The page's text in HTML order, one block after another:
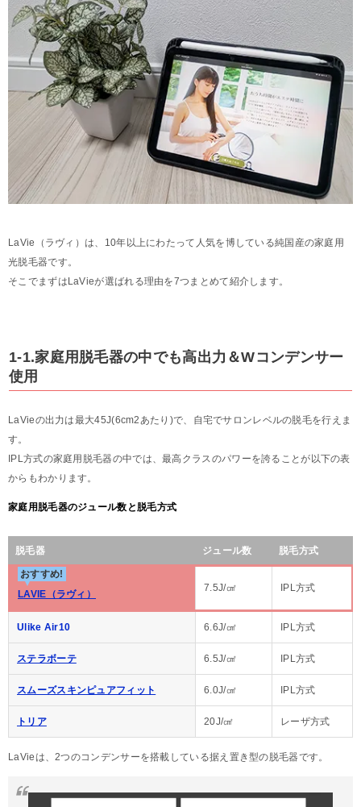
LaVie（ラヴィ）は、10年以上にわたって人気を博している純国産の家庭用
光脱毛器です。
そこでまずはLaVieが選ばれる理由を7つまとめて紹介します。
1-1.家庭用脱毛器の中でも高出力＆Wコンデンサー
使用
LaVieの出力は最大45J(6cm2あたり)で、自宅でサロンレベルの脱毛を行えま
す。
IPL方式の家庭用脱毛器の中では、最高クラスのパワーを誇ることが以下の表
からもわかります。
家庭用脱毛器のジュール数と脱毛方式
脱毛器 ジュール数 脱毛方式
おすすめ!
LAVIE（ラヴィ）
7.5J/㎠ IPL方式
Ulike Air10 6.6J/㎠ IPL方式
ステラボーテ 6.5J/㎠ IPL方式
スムーズスキンピュアフィット 6.0J/㎠ IPL方式
トリア 20J/㎠ レーザ方式
LaVieは、2つのコンデンサーを搭載している据え置き型の脱毛器です。